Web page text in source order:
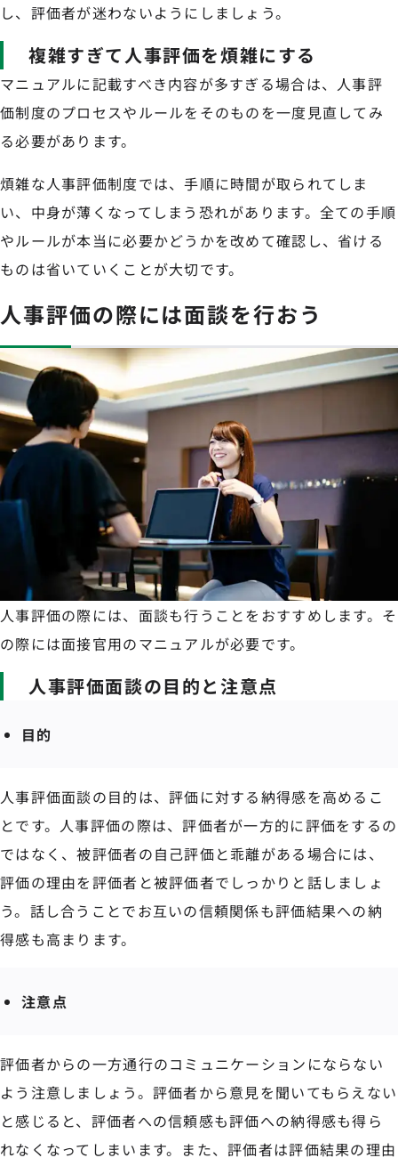
し、評価者が迷わないようにしましょう。
複雑すぎて人事評価を煩雑にする
マニュアルに記載すべき内容が多すぎる場合は、人事評
価制度のプロセスやルールをそのものを一度見直してみ
る必要があります。
煩雑な人事評価制度では、手順に時間が取られてしま
い、中身が薄くなってしまう恐れがあります。全ての手順
やルールが本当に必要かどうかを改めて確認し、省ける
ものは省いていくことが大切です。
人事評価の際には面談を行おう
人事評価の際には、面談も行うことをおすすめします。そ
の際には面接官用のマニュアルが必要です。
人事評価面談の目的と注意点
目的
人事評価面談の目的は、評価に対する納得感を高めるこ
とです。人事評価の際は、評価者が一方的に評価をするの
ではなく、被評価者の自己評価と乖離がある場合には、
評価の理由を評価者と被評価者でしっかりと話しましょ
う。話し合うことでお互いの信頼関係も評価結果への納
得感も高まります。
注意点
評価者からの一方通行のコミュニケーションにならない
よう注意しましょう。評価者から意見を聞いてもらえない
と感じると、評価者への信頼感も評価への納得感も得ら
れなくなってしまいます。また、評価者は評価結果の理由